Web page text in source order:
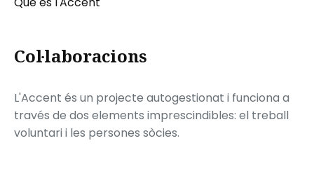
Col·laboracions
L'Accent és un projecte autogestionat i funciona a
través de dos elements imprescindibles: el treball
voluntari i les persones sòcies.